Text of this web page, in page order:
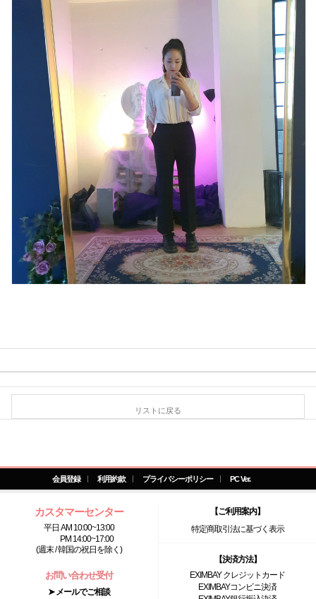
リストに戻る
会員登録 利用約款 プライバシーポリシー PC Ver.
カスタマーセンター
平日 AM 10:00~13:00
PM 14:00~17:00
(週末 / 韓国の祝日を除く)
お問い合わせ受付
➤ メールでご相談
【ご利用案内】
特定商取引法に基づく表示
【決済方法】
EXIMBAY クレジットカード
EXIMBAYコンビニ決済